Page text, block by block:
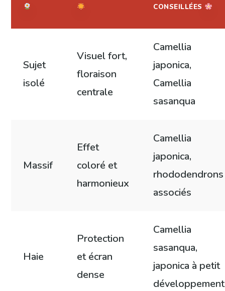
CONSEILLÉES
Sujet
isolé
Visuel fort,
floraison
centrale
Camellia
japonica,
Camellia
sasanqua
Massif
Effet
coloré et
harmonieux
Camellia
japonica,
rhododendrons
associés
Haie
Protection
et écran
dense
Camellia
sasanqua,
japonica à petit
développement